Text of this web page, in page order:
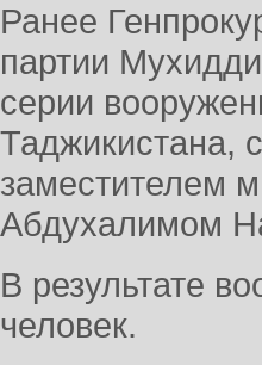
Ранее
партии
серии
Таджикистана,
заместителем
Абдухалимом
В результате
человек.